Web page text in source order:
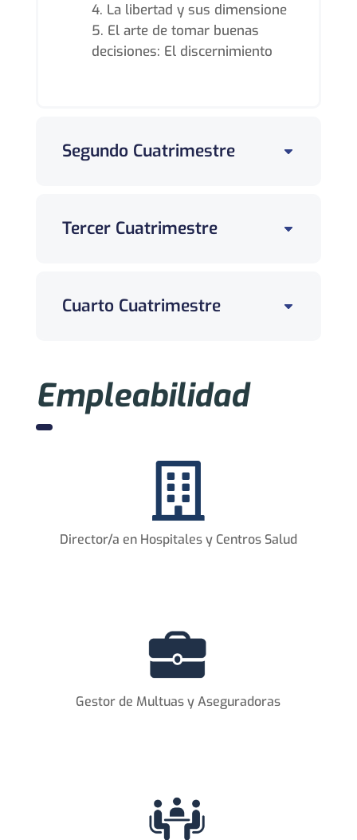
La libertad y sus dimensione
El arte de tomar buenas
decisiones: El discernimiento
Segundo Cuatrimestre
Tercer Cuatrimestre
Cuarto Cuatrimestre
Empleabilidad

Director/a en Hospitales y Centros Salud
Gestor de Multuas y Aseguradoras